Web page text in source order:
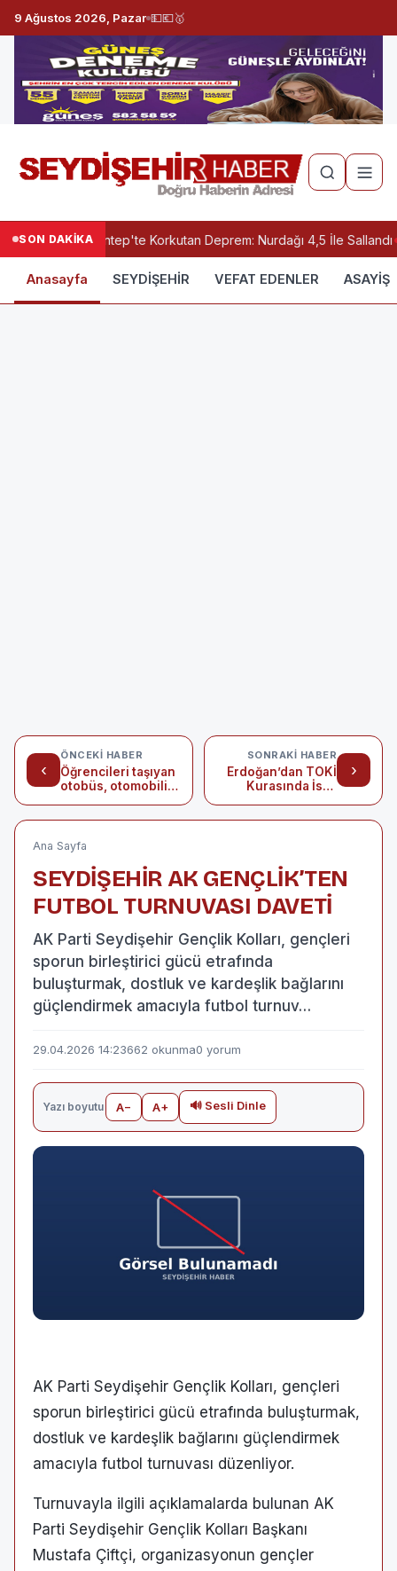
9 Ağustos 2026, Pazar 💵💶🥇
SON DAKİKAGaziantep'te Korkutan Deprem: Nurdağı 4,5 İle Sallandı
Anasayfa SEYDİŞEHİR VEFAT EDENLER ASAYİŞ
‹
ÖNCEKI HABER
Öğrencileri taşıyan
otobüs, otomobilin
›
SONRAKI HABER
Erdoğan’dan TOKİ
Kurasında İsmi
Ana Sayfa
SEYDİŞEHİR AK GENÇLİK’TEN
FUTBOL TURNUVASI DAVETİ
AK Parti Seydişehir Gençlik Kolları, gençleri
sporun birleştirici gücü etrafında
buluşturmak, dostluk ve kardeşlik bağlarını
güçlendirmek amacıyla futbol turnuv…
29.04.2026 14:23662 okunma0 yorum
Yazı boyutu A− A+ 🔊 Sesli Dinle
AK Parti Seydişehir Gençlik Kolları, gençleri
sporun birleştirici gücü etrafında buluşturmak,
dostluk ve kardeşlik bağlarını güçlendirmek
amacıyla futbol turnuvası düzenliyor.
Turnuvayla ilgili açıklamalarda bulunan AK
Parti Seydişehir Gençlik Kolları Başkanı
Mustafa Çiftçi, organizasyonun gençler